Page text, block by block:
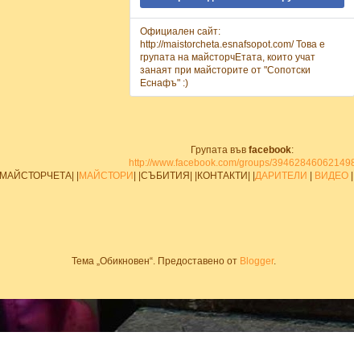
Официален сайт:
http://maistorcheta.esnafsopot.com/ Това е
групата на майсторчЕтата, които учат
занаят при майсторите от "Сопотски
Еснафъ" :)
Групата във facebook:
http://www.facebook.com/groups/
|МАЙСТОРЧЕТА| |
МАЙСТОРИ | |СЪБИТИЯ| |КОНТАКТИ| | ДАРИТЕЛИ ВИДЕО
Тема „Обикновен“. Предоставено от Blogger.